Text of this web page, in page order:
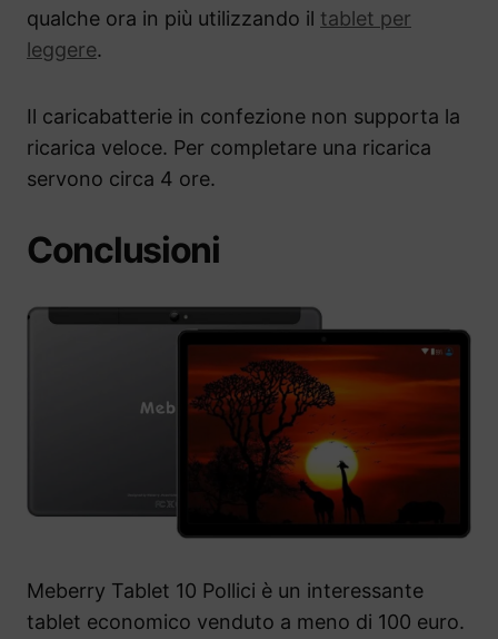
qualche ora in più utilizzando il tablet per
leggere.
Il caricabatterie in confezione non supporta la
ricarica veloce. Per completare una ricarica
servono circa 4 ore.
Conclusioni
Meberry Tablet 10 Pollici è un interessante
tablet economico venduto a meno di 100 euro.